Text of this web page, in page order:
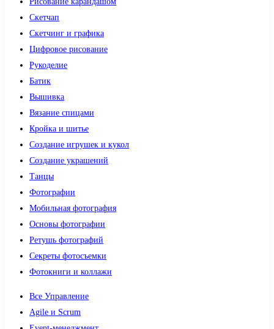
Скетчап
Скетчинг и графика
Цифровое рисование
Рукоделие
Батик
Вышивка
Вязание спицами
Кройка и шитье
Создание игрушек и кукол
Создание украшений
Танцы
Фотографии
Мобильная фотография
Основы фотографии
Ретушь фотографий
Секреты фотосъемки
Фотокниги и коллажи
Все Управление
Agile и Scrum